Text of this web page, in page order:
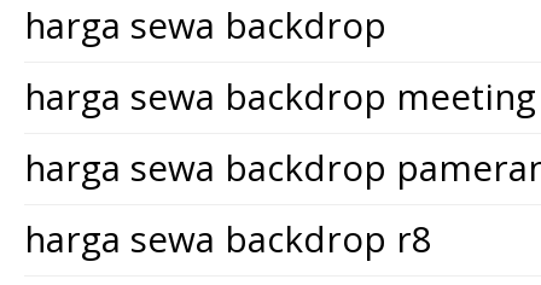
harga sewa backdrop
harga sewa backdrop meeting
harga sewa backdrop
harga sewa backdrop r8